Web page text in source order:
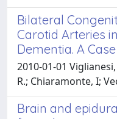
Bilateral
Carotid Arteries
Dementia. A
2010-01-01
R.; Chiaramonte, I;
Brain and